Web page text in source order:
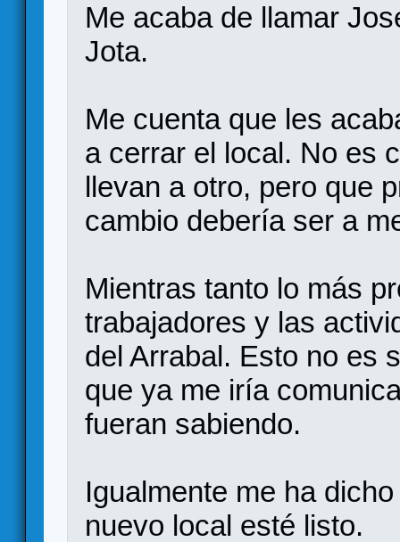
Me acaba de llamar
Jota.
Me cuenta que les
a cerrar el local. No es
llevan a otro, pero que
cambio debería ser a
Mientras tanto lo más
trabajadores y las
del Arrabal. Esto no es
que ya me iría
fueran sabiendo.
Igualmente me ha
nuevo local esté listo.